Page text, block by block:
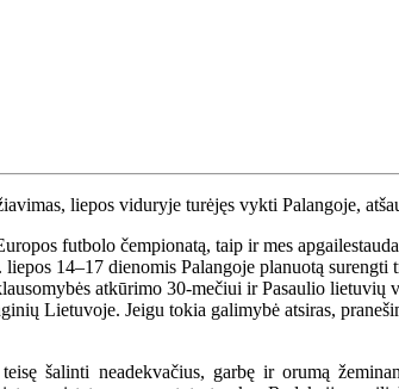
liepos viduryje turėjęs vykti Palangoje,
futbolo čempionatą, taip ir mes
14–17 dienomis Palangoje planuotą
atkūrimo 30-mečiui ir Pasaulio lietuvių
Lietuvoje. Jeigu tokia galimybė atsiras,
šalinti neadekvačius, garbę ir orumą